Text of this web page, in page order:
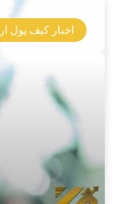
اخبار کیف پول